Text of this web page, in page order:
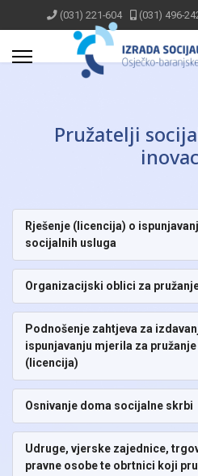
(031) 221-604 (031) 496-
Pružatelji
Rješenje (licencija) o
socijalnih usluga
Organizacijski oblici za
Podnošenje zahtjeva za
ispunjavanju mjerila za
(licencija)
Osnivanje doma socijalne skrbi
Udruge, vjerske zajednice,
pravne osobe te obrtnici koji